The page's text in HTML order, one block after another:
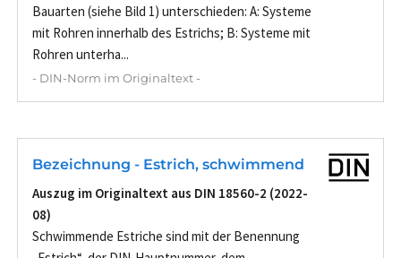
Bauarten (siehe Bild 1) unterschieden: A: Systeme
mit Rohren innerhalb des Estrichs; B: Systeme mit
Rohren unterha...
- DIN-Norm im Originaltext -
Bezeichnung - Estrich, schwimmend
Auszug im Originaltext aus DIN 18560-2 (2022-
08)
Schwimmende Estriche sind mit der Benennung